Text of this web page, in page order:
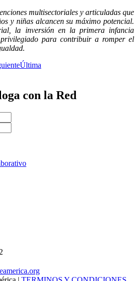
multisectoriales y articuladas que
y niñas alcancen su máximo potencial.
la inversión en la primera infancia
privilegiado para contribuir a romper el
Última
con la Red